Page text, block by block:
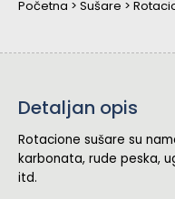
Početna > Sušare >
Detaljan opis
Rotacione sušare su
karbonata, rude peska,
itd.